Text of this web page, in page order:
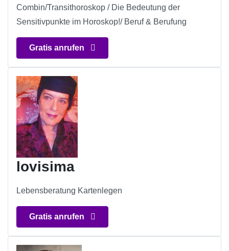
Combin/Transithoroskop / Die Bedeutung der
Sensitivpunkte im Horoskop!/ Beruf & Berufung
Gratis anrufen
lovisima
Lebensberatung Kartenlegen
Gratis anrufen